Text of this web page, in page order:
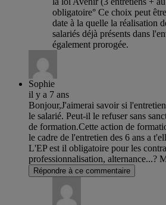
obligatoire° Ce choix peut
date à la quelle la réalisation
salariés déjà présents dans
également prorogée.
Sophie
il y a 7 ans
Bonjour,J'aimerai savoir si
le salarié. Peut-il le refuser sans
de formation.Cette action de
le cadre de l'entretien des 6 ans a
L'EP est il obligatoire pour les
professionnalisation, alternance...?
Répondre à ce commentaire